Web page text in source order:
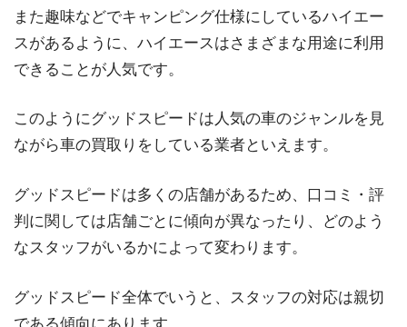
また趣味などでキャンピング仕様にしているハイエー
スがあるように、ハイエースはさまざまな用途に利用
できることが人気です。
このようにグッドスピードは人気の車のジャンルを見
ながら車の買取りをしている業者といえます。
グッドスピードは多くの店舗があるため、口コミ・評
判に関しては店舗ごとに傾向が異なったり、どのよう
なスタッフがいるかによって変わります。
グッドスピード全体でいうと、スタッフの対応は親切